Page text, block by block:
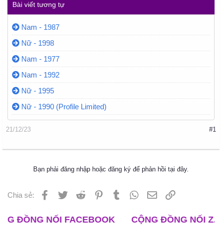
Bài viết tương tự
Nam - 1987
Nữ - 1998
Nam - 1977
Nam - 1992
Nữ - 1995
Nữ - 1990 (Profile Limited)
#1
21/12/23
Bạn phải đăng nhập hoặc đăng ký để phản hồi tại đây.
Chia sẻ: Facebook
Twitter Reddit PinterestTumblr WhatsApp
Email
NỐI FACEBOOK CỘNG ĐỒNG NỐI ZALO